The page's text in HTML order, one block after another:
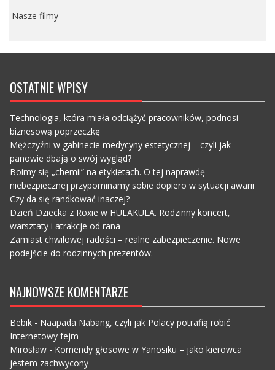
Nasze filmy
OSTATNIE WPISY
Technologia, która miała odciążyć pracowników, podnosi
biznesową poprzeczkę
Mężczyźni w gabinecie medycyny estetycznej – czyli jak
panowie dbają o swój wygląd?
Boimy się „chemii” na etykietach. O tej naprawdę
niebezpiecznej przypominamy sobie dopiero w sytuacji awarii
Czy da się randkować inaczej?
Dzień Dziecka z Roxie w HULAKULA. Rodzinny koncert,
warsztaty i atrakcje od rana
Zamiast chwilowej radości – realne zabezpieczenie. Nowe
podejście do rodzinnych prezentów.
NAJNOWSZE KOMENTARZE
Bebik- Naapada Nabang, czyli jak Polacy potrafią robić
Internetowy fejm
Mirosław- Komendy głosowe w Yanosiku – jako kierowca
jestem zachwycony